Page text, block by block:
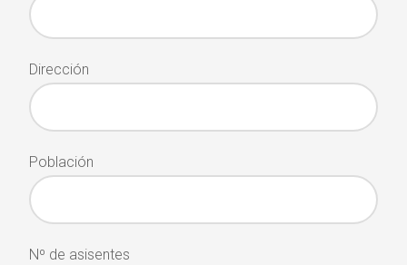
Dirección
Población
Nº de asisentes